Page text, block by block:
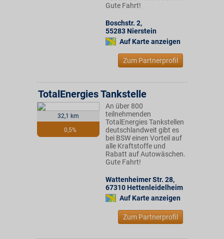
Gute Fahrt!
Boschstr. 2,
55283 Nierstein
Auf Karte anzeigen
Zum Partnerprofil
32,1 km
0,5%
TotalEnergies Tankstelle
An über 800
teilnehmenden
TotalEnergies Tankstellen
deutschlandweit gibt es
bei BSW einen Vorteil auf
alle Kraftstoffe und
Rabatt auf Autowäschen.
Gute Fahrt!
Wattenheimer Str. 28,
67310 Hettenleidelheim
Auf Karte anzeigen
Zum Partnerprofil